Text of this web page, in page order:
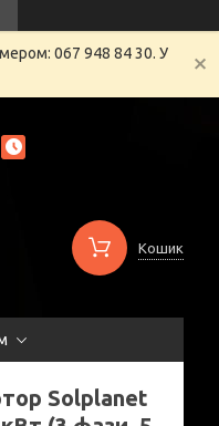
067 948 84 30. У
Кошик
Solplanet